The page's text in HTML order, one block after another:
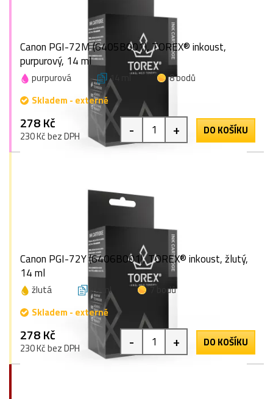
Canon PGI-72M (6405B001), TOREX® inkoust,
purpurový, 14 ml
purpurová 14 ml
8 bodů
Skladem - externě
278 Kč
230 Kč bez DPH - + DO KOŠÍKU
Canon PGI-72Y (6406B001), TOREX® inkoust, žlutý,
14 ml
žlutá 14 ml
7 bodů
Skladem - externě
278 Kč
230 Kč bez DPH - + DO KOŠÍKU